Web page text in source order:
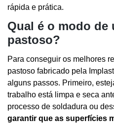
rápida e prática.
Qual é o modo de
pastoso?
Para conseguir os melhores
pastoso fabricado pela
alguns passos. Primeiro,
trabalho está limpa e seca
processo de soldadura ou
garantir que as superfícies